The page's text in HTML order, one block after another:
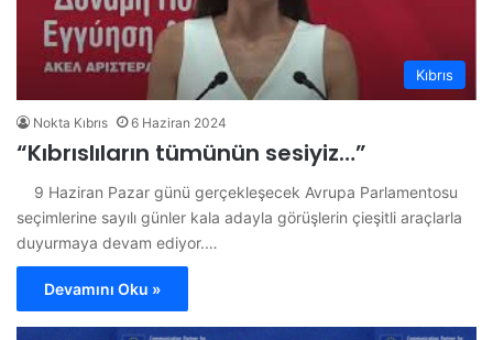
Kıbrıs
Nokta Kıbrıs 6 Haziran 2024
“Kıbrıslıların tümünün sesiyiz…”
9 Haziran Pazar günü gerçekleşecek Avrupa Parlamentosu
seçimlerine sayılı günler kala adayla görüşlerin çieşitli araçlarla
duyurmaya devam ediyor.…
Devamını Oku »